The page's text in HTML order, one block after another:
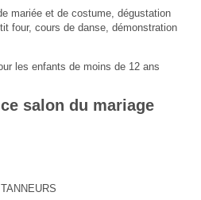
mariée et de costume, dégustation
four, cours de danse, démonstration
les enfants de moins de 12 ans
salon du mariage